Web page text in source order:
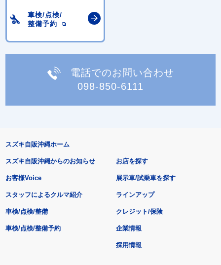
車検/点検/
整備予約
電話でのお問い合わせ
098-850-6111
スズキ自販沖縄ホーム
スズキ自販沖縄からのお知らせ
お客様Voice
スタッフによるクルマ紹介
お店を探す
展示車/試乗車を探す
ラインアップ
車検/点検/整備 クレジット/保険
車検/点検/整備予約 企業情報
採用情報